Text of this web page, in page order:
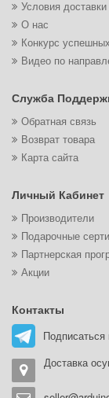
Условия доставки
О нас
Конкурс
Видео по
Служба
Обратная связь
Возврат товара
Карта сайта
Личный Кабинет
Производители
Подарочные
Партнерская
Акции
Контакты
Подписаться
Доставка